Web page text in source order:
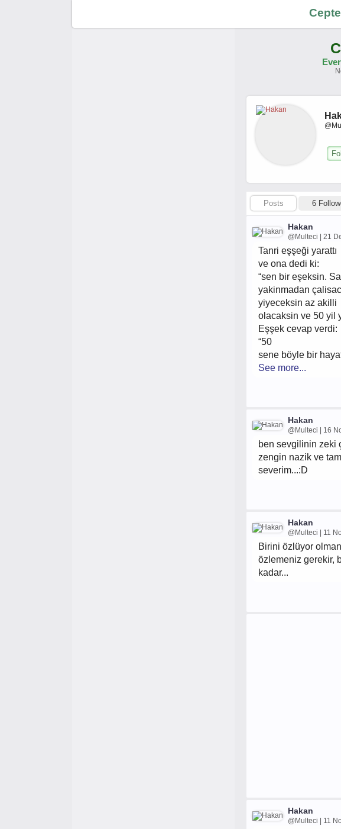
Chat Rooms
About Us
Licence
Posts 6
Hakan
@Multeci | 21
Tanri eşşeği yarattı
ve ona dedi ki:
“sen bir eşeksin.
yakinmadan
yiyeceksin az akilli
olacaksin ve 50 yil
Eşşek cevap verdi:
“50
sene böyle bir
See more...
Hakan
@Multeci | 16
ben sevgilinin zeki
zengin nazik ve
severim...:D
Hakan
@Multeci | 11
Birini özlüyor
özlemeniz gerekir,
kadar...
Hakan
@Multeci | 11